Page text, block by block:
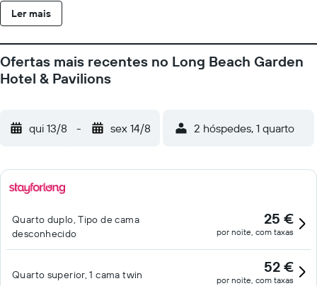
Ler mais
Ofertas mais recentes no Long Beach Garden
Hotel & Pavilions
qui 13/8 - sex 14/8 2 hóspedes, 1 quarto
Quarto duplo, Tipo de cama
desconhecido
25 €
por noite, com taxas
Quarto superior, 1 cama twin 52 €
por noite, com taxas